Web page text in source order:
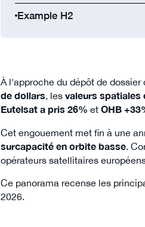
Example H2
À l'approche du dépôt de
de dollars, lesvaleurs spatiales
Eutelsat a pris 26% etOHB
Cet engouement met fin à une
surcapacité en orbite basse .
opérateurs satellitaires
Ce panorama recense les
2026.